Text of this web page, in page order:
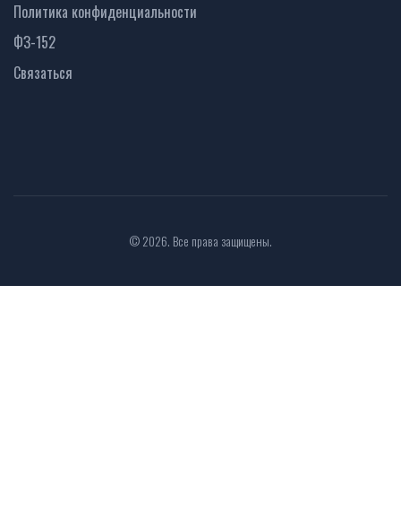
Политика конфиденциальности
ФЗ-152
Связаться
© 2026. Все права защищены.